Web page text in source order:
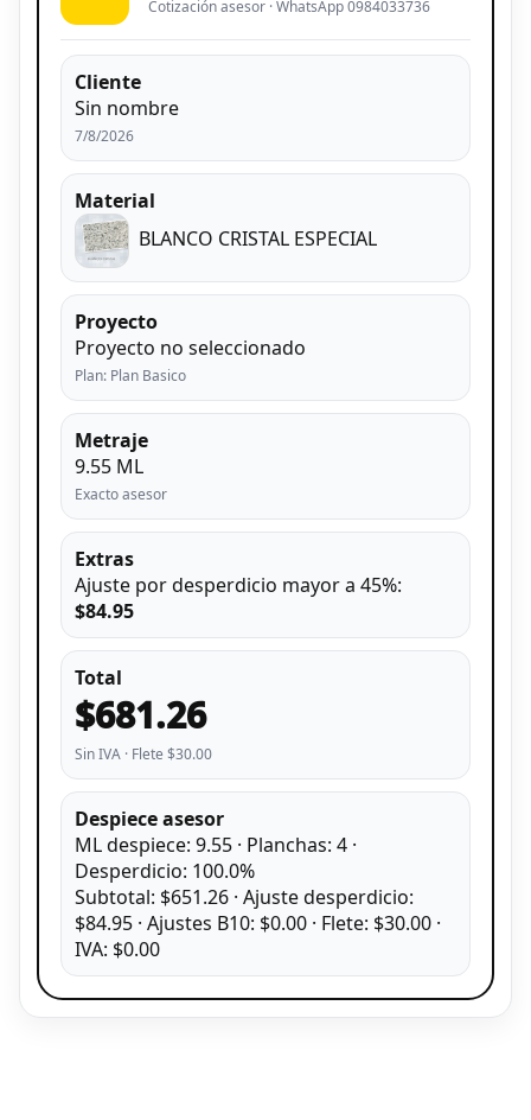
Cotización asesor · WhatsApp 0984033736
Cliente
Sin nombre
7/8/2026
Material
BLANCO CRISTAL ESPECIAL
Proyecto
Proyecto no seleccionado
Plan: Plan Basico
Metraje
9.55 ML
Exacto asesor
Extras
Ajuste por desperdicio mayor a 45%:
$84.95
Total
$681.26
Sin IVA · Flete $30.00
Despiece asesor
ML despiece: 9.55 · Planchas: 4 ·
Desperdicio: 100.0%
Subtotal: $651.26 · Ajuste desperdicio:
$84.95 · Ajustes B10: $0.00 · Flete: $30.00 ·
IVA: $0.00